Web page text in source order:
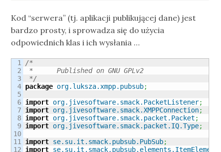
Kod “serwera” (tj. aplikacji publikującej dane) jest
bardzo prosty, i sprowadza się do użycia
odpowiednich klas i ich wysłania …
1
2
3
4
5
6
7
8
9
10
11
12
/*
* 	Published on GNU GPLv2
*/
package org.luksza.xmpp.pubsub;
import org.jivesoftware.smack.PacketListener;
import org.jivesoftware.smack.XMPPConnection;
import org.jivesoftware.smack.packet.Packet ;
import org.jivesoftware.smack.packet.IQ.Type;
import se.su.it.smack.pubsub.PubSub;
import se.su.it.smack.pubsub.elements.ItemElement